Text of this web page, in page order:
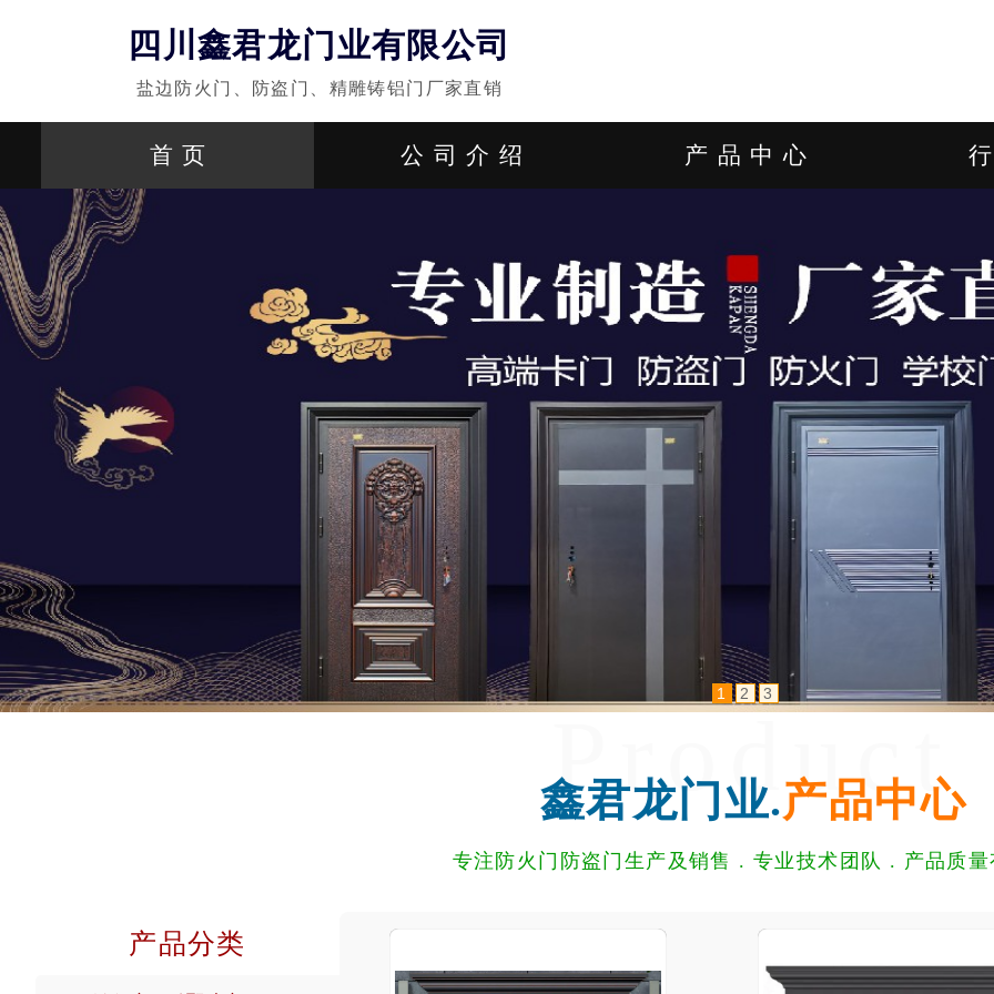
四川鑫君龙门业有限公司
盐边防火门、防盗门、精雕铸铝门厂家直销
首页 公司介绍 产品中心
1 2 3
Product
鑫君龙门业.产品中心
专注防火门防盗门生产及销售 . 专业技术团队 . 产品质
产品分类